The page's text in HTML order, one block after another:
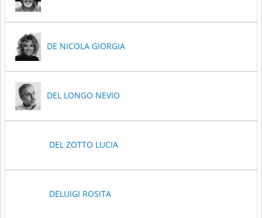
DE NICOLA GIORGIA
DEL LONGO NEVIO
DEL ZOTTO LUCIA
DELUIGI ROSITA